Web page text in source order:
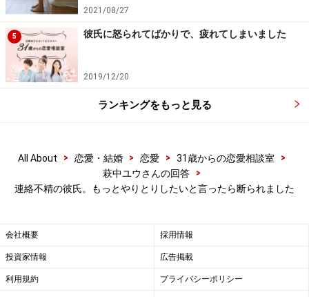
アドバイス1：まずは彼がLINEを嫌がる理由を引き出す
彼氏の連絡不精っぷりに不満を抱える女性って、多いで
すよね。そういう不満は溜め込まず、一つひとつ解消し
ていくことで、2人にとって心地いい状態を作り上げま
LINEでの連絡頻度を増やしたくない理由を聞くこと。何
がそんなに苦痛なのかを、彼にきちんと言葉にしてもら
ってください。苦痛の内容がわかれば、それを取り除く
もしかすると、最初は面倒だな、という顔をされるかも
しれません。男性は、女性のネガティブな感情を嫌うか
らです。ポイントは、深刻な顔で「話し合おう」とは言
2021/08/27
5 彼氏に怒られてばかりで、疲れてしまいました
2019/12/20
ランキングをもっと見る
All About > 恋愛・結婚 > 恋愛 > 31歳からの恋愛相談室
>
萩中ユウさんの回答
>
連絡不精の彼氏。もっとやりとりしたいと言ったら断られました
会社概要 採用情報
投資家情報 広告掲載
利用規約 プライバシーポリシー